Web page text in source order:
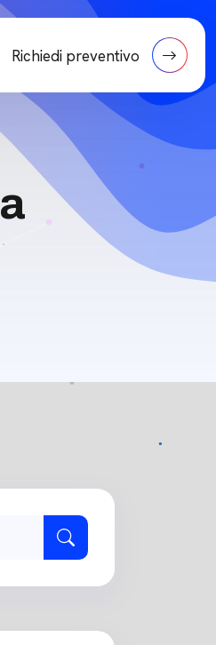
Richiedi preventivo